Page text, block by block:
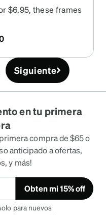
$6.95, these frames
Siguiente
en tu primera
compra de $65 o
anticipado a ofertas,
y más!
Obten mi 15% off
para nuevos